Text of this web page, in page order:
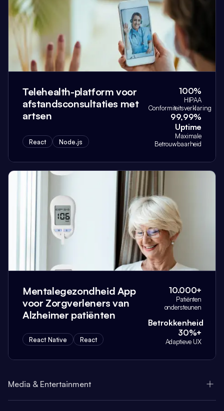
Telehealth-platform voor
afstandsconsultaties met
artsen
React Node.js
100%
HIPAA
Conformiteitsverklaring
99,99%
Uptime
Maximale
Betrouwbaarheid
Mentalegezondheid App
voor Zorgverleners van
Alzheimer patiënten
React Native React
10.000+
Patiënten
ondersteunen
Betrokkenheid
30%+
Adaptieve UX
Media & Entertainment